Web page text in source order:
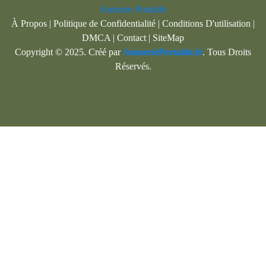
Sonnerie Portable
À Propos | Politique de Confidentialité | Conditions D'utilisation |
DMCA | Contact | SiteMap
Copyright © 2025. Créé parSonneriePortable.fr. Tous Droits
Réservés.